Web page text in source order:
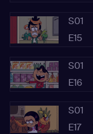
S01
E15
S01
E16
S01
E17